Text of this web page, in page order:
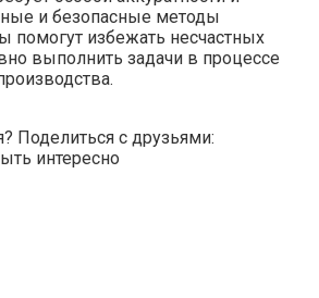
и безопасные методы
помогут избежать несчастных
выполнить задачи в процессе
Поделиться с друзьями:
интересно